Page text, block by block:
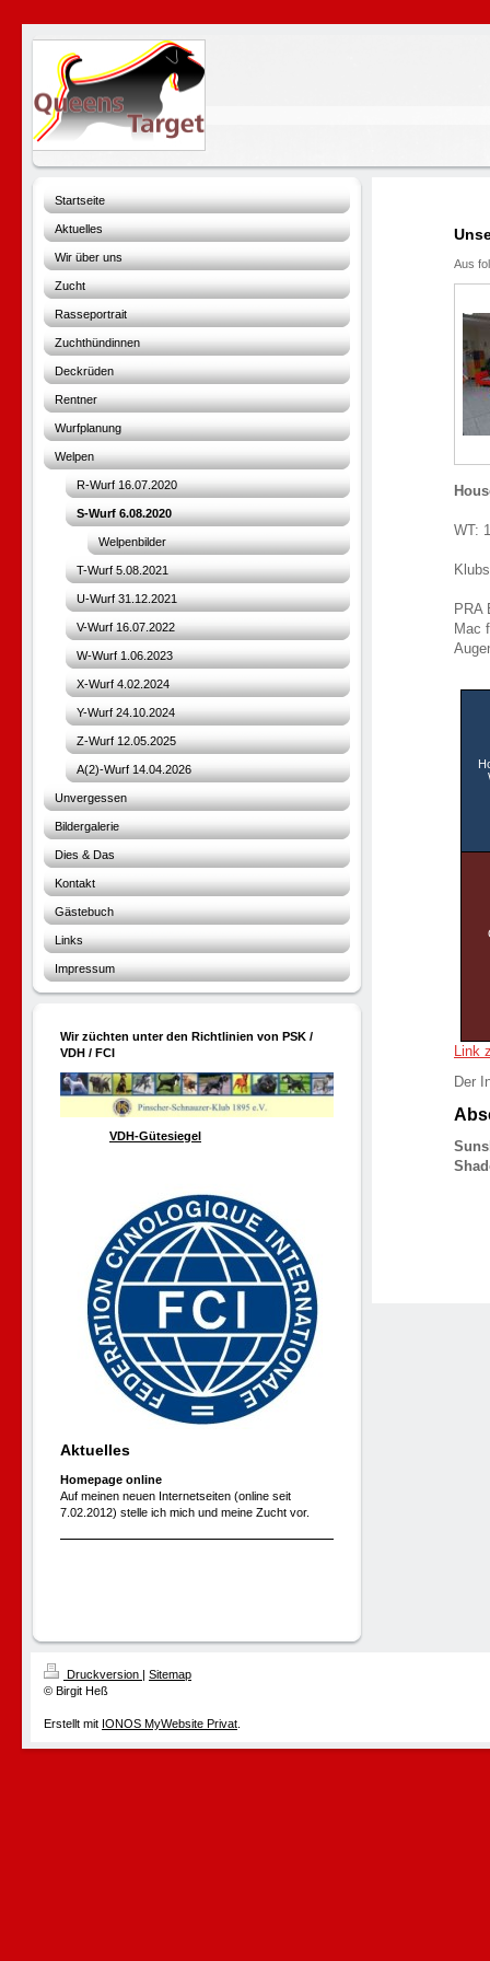
Startseite
Aktuelles
Wir über uns
Zucht
Rasseportrait
Zuchthündinnen
Deckrüden
Rentner
Wurfplanung
Welpen
R-Wurf 16.07.2020
S-Wurf 6.08.2020
Welpenbilder
T-Wurf 5.08.2021
U-Wurf 31.12.2021
V-Wurf 16.07.2022
W-Wurf 1.06.2023
X-Wurf 4.02.2024
Y-Wurf 24.10.2024
Z-Wurf 12.05.2025
A(2)-Wurf 14.04.2026
Unvergessen
Bildergalerie
Dies & Das
Kontakt
Gästebuch
Links
Impressum
Wir züchten unter den Richtlinien von PSK /
VDH / FCI
VDH-Gütesiegel
Aktuelles
Homepage online
Auf meinen neuen Internetseiten (online seit
7.02.2012) stelle ich mich und meine Zucht vor.
Aus
Link
Der
Druckversion | Sitemap
© Birgit Heß
Erstellt mit IONOS MyWebsite Privat